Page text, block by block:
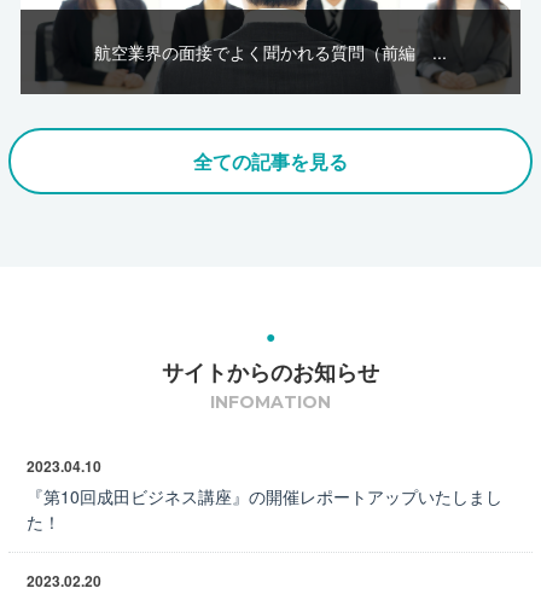
航空業界の面接でよく聞かれる質問（前編 ...
全ての記事を見る
サイトからのお知らせ
INFOMATION
2023.04.10
『第10回成田ビジネス講座』の開催レポートアップいたしまし
た！
2023.02.20